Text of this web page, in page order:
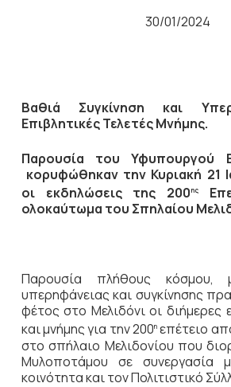
30/01/2024
Βαθιά Συγκίνηση και
Επιβλητικές Τελετές Μνήμης.
Παρουσία του Υφυπουργού
κορυφώθηκαν την Κυριακή 21
οι εκδηλώσεις της 200ης
ολοκαύτωμα του Σπηλαίου
Παρουσία πλήθους κόσμου,
υπερηφάνειας και συγκίνησης
φέτος στο Μελιδόνι οι διήμερες
και μνήμης για την 200η επέτειο
στο σπήλαιο Μελιδονίου που
Μυλοποτάμου σε συνεργασία
κοινότητα και τον Πολιτιστικό